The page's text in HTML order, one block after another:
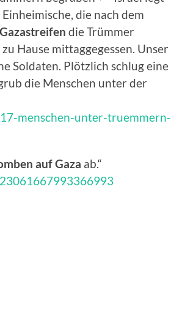
die nach dem
die Trümmer
Hause mittaggegessen. Unser
Soldaten. Plötzlich schlug eine
die Menschen unter der
menschen-unter-truemmern-
auf Gaza ab.“